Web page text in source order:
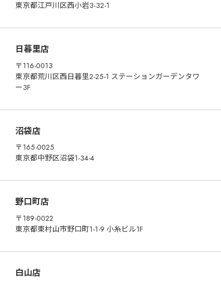
東京都江戸川区西小岩3-32-1
日暮里店
〒116-0013
東京都荒川区西日暮里2-25-1 ステーションガーデンタワ
ー3F
沼袋店
〒165-0025
東京都中野区沼袋1-34-4
野口町店
〒189-0022
東京都東村山市野口町1-1-9 小糸ビル1F
白山店